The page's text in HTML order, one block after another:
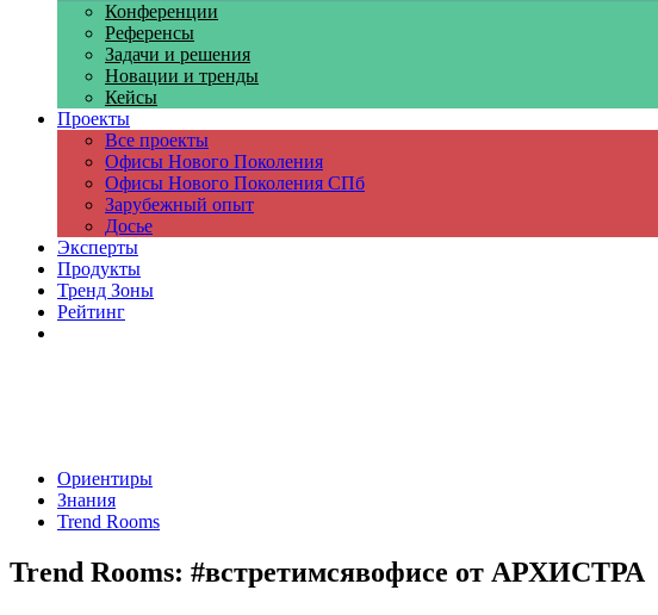
Конференции
Референсы
Задачи и решения
Новации и тренды
Кейсы
Проекты
Все проекты
Офисы Нового Поколения
Офисы Нового Поколения СПб
Зарубежный опыт
Досье
Эксперты
Продукты
Тренд Зоны
Рейтинг
Ориентиры
Знания
Trend Rooms
Trend Rooms: #встретимсявофисе от АРХИСТРА